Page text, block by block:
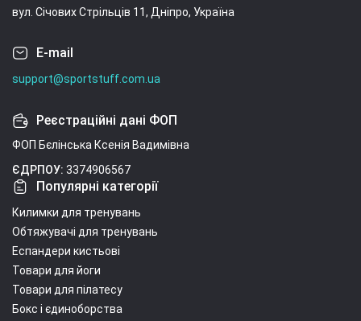
вул. Січових Стрільців 11, Дніпро, Україна
E-mail
support@sportstuff.com.ua
Реєстраційні дані ФОП
ФОП Бєлінська Ксенія Вадимівна
ЄДРПОУ: 3374906567
Популярні категорії
Килимки для тренувань
Обтяжувачі для тренувань
Еспандери кистьові
Товари для йоги
Товари для пілатесу
Бокс і єдиноборства